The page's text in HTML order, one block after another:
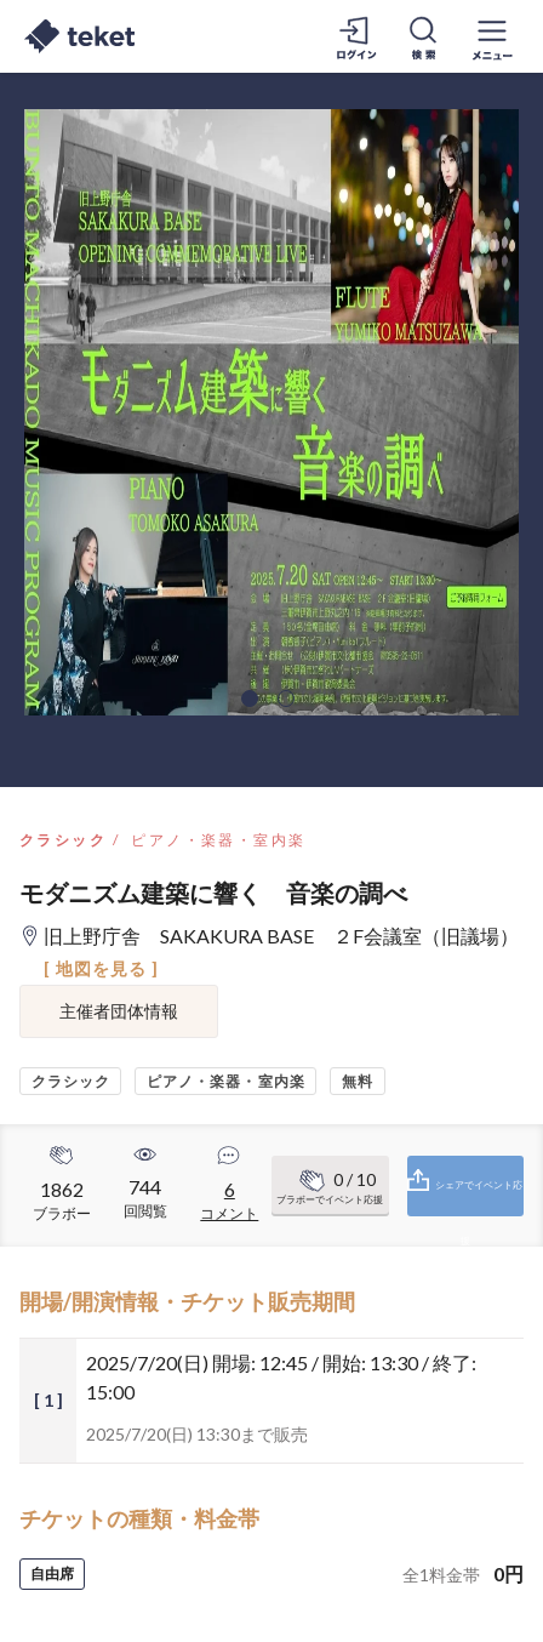
クラシック ピアノ・楽器・室内楽
モダニズム建築に響く 音楽の調べ
旧上野庁舎 SAKAKURA BASE ２F会議室（旧議場）
[ 地図を見る ]
主催者団体情報
クラシック ピアノ・楽器・室内楽 無料
1862
ブラボー
744
回閲覧
6
コメント
0/ 10
ブラボーでイベント応援
シェアでイベント応
開場/開演情報・チケット販売期間
[ 1 ]
2025/7/20(日) 開場: 12:45 / 開始: 13:30 / 終了:
15:00
2025/7/20(日) 13:30まで販売
チケットの種類・料金帯
自由席 全1料金帯 0円